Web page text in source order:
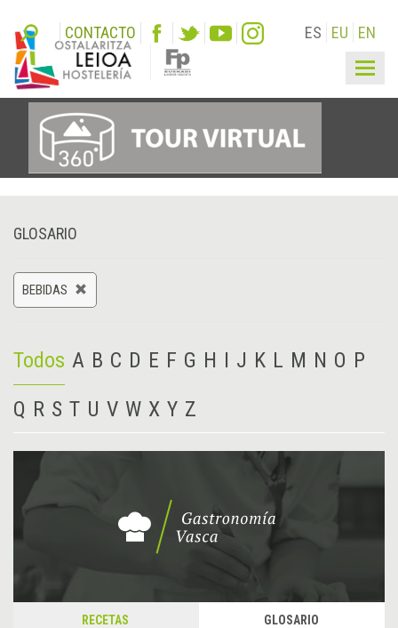
CONTACTO ES EU EN
GLOSARIO
BEBIDAS
Todos A B C D E F G H I J K L M N O P
Q R S T U V W X Y Z
RECETAS GLOSARIO